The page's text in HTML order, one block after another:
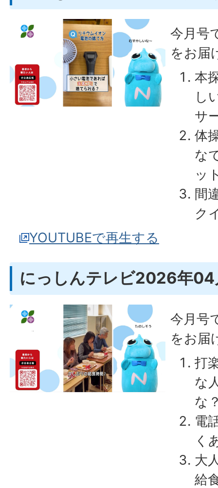
今月号
をお届
本
し
サ
体
な
ッ
間
ク
YOUTUBEで再生する
にっしんテレビ2026年04
今月号
をお届
打
な
な
電
く
大
給